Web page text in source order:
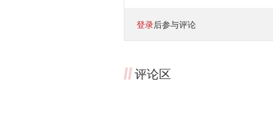
登录后参与评论
评论区